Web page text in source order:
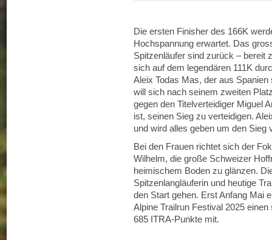
Die ersten Finisher des 166K
Hochspannung erwartet. Das
Spitzenläufer sind zurück – bereit
sich auf dem legendären 111K
Aleix Todas Mas, der aus
will sich nach seinem zweiten
gegen den Titelverteidiger Miguel
ist, seinen Sieg zu verteidigen.
und wird alles geben um den
Bei den Frauen richtet sich der
Wilhelm, die große Schweizer
heimischem Boden zu glänzen.
Spitzenlangläuferin und heutige
den Start gehen. Erst Anfang Mai
Alpine Trailrun Festival 2025
685 ITRA-Punkte mit.